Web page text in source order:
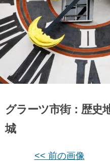
グラーツ市街：歴史
城
<< 前の画像